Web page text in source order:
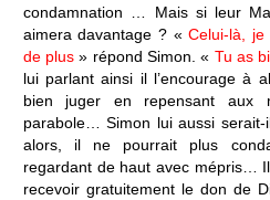
condamnation … Mais si leur
aimera davantage ? «Celui-là,
de plus » répond Simon. « Tu as
lui parlant ainsi il l’encourage à
bien juger en repensant aux
parabole… Simon lui aussi
alors, il ne pourrait plus
regardant de haut avec mépris…
recevoir gratuitement le don de